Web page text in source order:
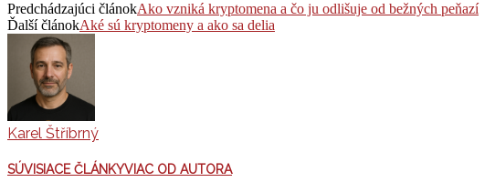
Predchádzajúci článokAko vzniká kryptomena a čo ju odlišuje od bežných peňazí
Ďalší článokAké sú kryptomeny a ako sa delia
Karel Štříbrný
SÚVISIACE ČLÁNKYVIAC OD AUTORA